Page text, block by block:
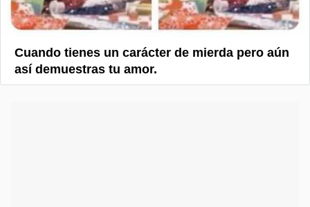
Cuando tienes un carácter de mierda pero aún
así demuestras tu amor.